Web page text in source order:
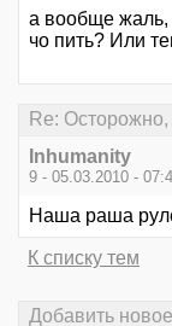
а вообще жаль,
чо пить? Или
Re: Осторожно,
Inhumanity
9 - 05.03.2010 -
Наша раша
К списку тем
Добавить